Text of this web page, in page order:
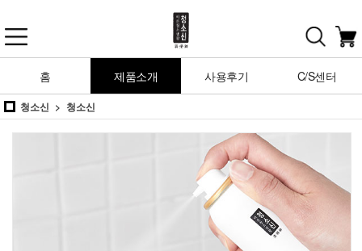
홈 제품소개 사용후기 C/S센터
청소신 청소신